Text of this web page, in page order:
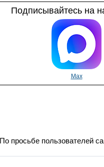
Подписывайтесь на
Max
По просьбе пользователей